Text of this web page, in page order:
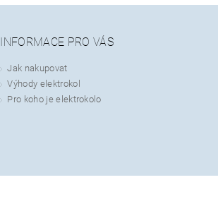
INFORMACE PRO VÁS
Jak nakupovat
Výhody elektrokol
Pro koho je elektrokolo